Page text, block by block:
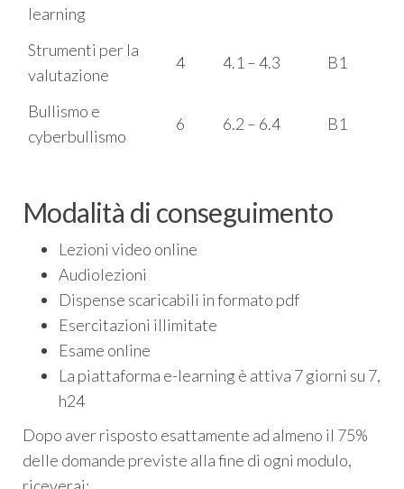
learning
Strumenti per la
valutazione
4 4.1 – 4.3 B1
Bullismo e
cyberbullismo
6 6.2 – 6.4 B1
Modalità di conseguimento
Lezioni video online
Audiolezioni
Dispense scaricabili in formato pdf
Esercitazioni illimitate
Esame online
​​La piattaforma e-learning è attiva 7 giorni su 7,
h24
Dopo aver risposto esattamente ad almeno il 75%
delle domande previste alla fine di ogni modulo,